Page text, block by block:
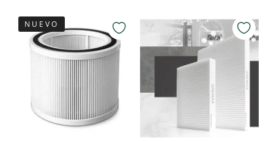
NUEVO